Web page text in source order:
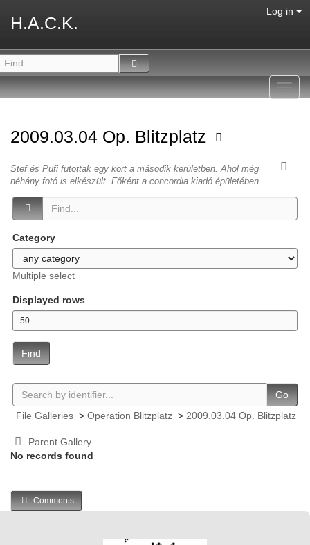
H.A.C.K.
Log in
2009.03.04 Op. Blitzplatz
Stef és Pufi futottak egy kört a második kerületben. Ahol még
néhány fotó is elkészült. Főként a concordia kiadó épületében.
Category
Multiple select
Displayed rows
Find
Go
File Galleries > Operation Blitzplatz > 2009.03.04 Op. Blitzplatz
Parent Gallery
No records found
Comments